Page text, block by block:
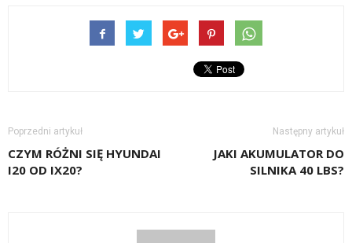
Poprzedni artykuł
CZYM RÓŻNI SIĘ HYUNDAI
I20 OD IX20?
Następny artykuł
JAKI AKUMULATOR DO
SILNIKA 40 LBS?